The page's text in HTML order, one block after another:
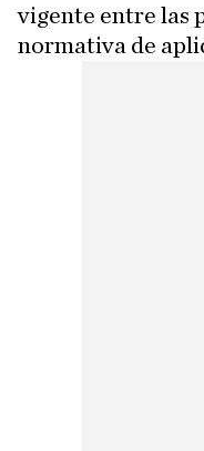
vigente entre las
normativa de